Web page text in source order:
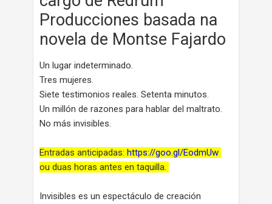
Producciones basada na
novela de Montse Fajardo
Un lugar indeterminado.
Tres mujeres.
Siete testimonios reales. Setenta minutos.
Un millón de razones para hablar del maltrato.
No más invisibles.
Entradas anticipadas: https://goo.gl/EodmUw
ou duas horas antes en taquilla.
Invisibles es un espectáculo de creación